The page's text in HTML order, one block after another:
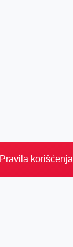
Pravila korišćenja